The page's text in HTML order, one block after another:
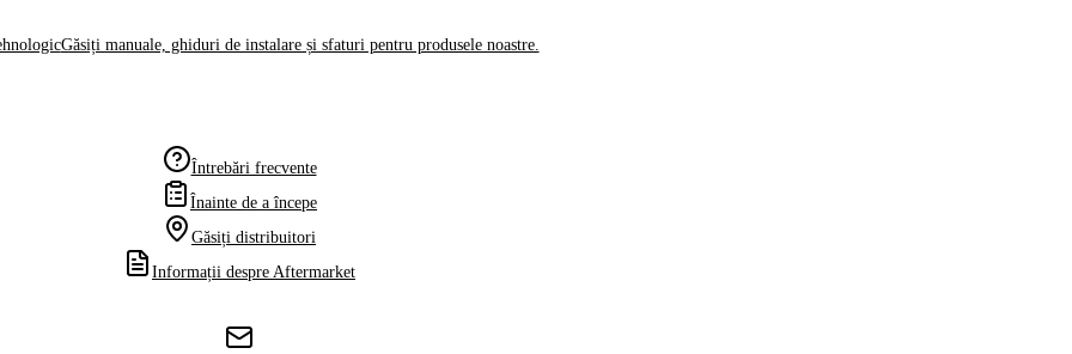
Găsiți manuale, ghiduri de instalare și sfaturi pentru produsele noastre.
Întrebări frecvente
Înainte de a începe
Găsiți distribuitori
Informații despre Aftermarket